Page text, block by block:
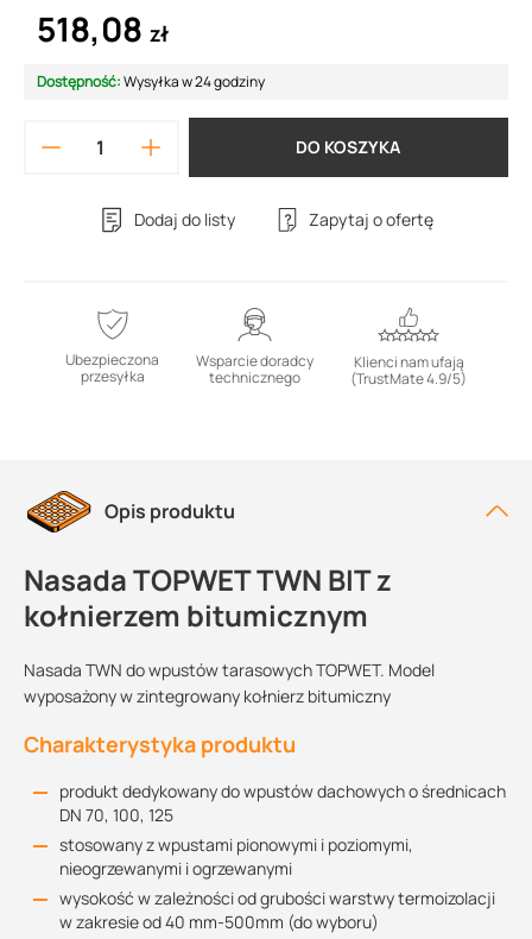
518,08 zł
Dostępność:Wysyłka w 24 godziny
DO KOSZYKA
Dodaj do listy Zapytaj o ofertę
Ubezpieczona
przesyłka
Wsparcie doradcy
technicznego
Klienci nam ufają
(TrustMate 4.9/5)
Opis produktu
Nasada TOPWET TWN BIT z
kołnierzem bitumicznym
Nasada TWN do wpustów tarasowych TOPWET. Model
wyposażony w zintegrowany kołnierz bitumiczny
Charakterystyka produktu
produkt dedykowany do wpustów dachowych o średnicach
DN 70, 100, 125
stosowany z wpustami pionowymi i poziomymi,
nieogrzewanymi i ogrzewanymi
wysokość w zależności od grubości warstwy termoizolacji
w zakresie od 40 mm-500mm (do wyboru)